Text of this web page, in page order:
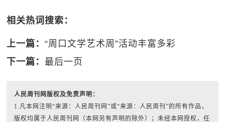
相关热词搜索：
上一篇：“周口文学艺术周”活动丰富多彩
下一篇：最后一页
人民周刊网版权及免责声明：
1.凡本网注明“来源：人民周刊网”或“来源：人民周刊”的所有作品，
版权均属于人民周刊网（本网另有声明的除外）；未经本网授权，任